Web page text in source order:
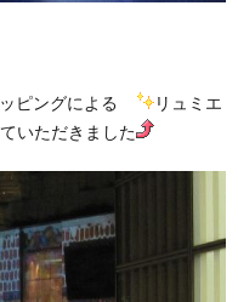
ピングによる
リュミエ
いただきました